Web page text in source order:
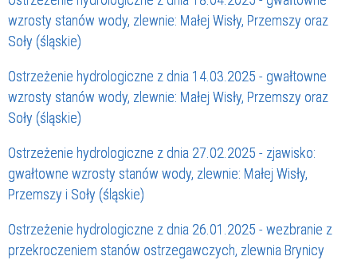
wzrosty stanów wody, zlewnie: Małej Wisły, Przemszy oraz
Soły (śląskie)
Ostrzeżenie hydrologiczne z dnia 14.03.2025 - gwałtowne
wzrosty stanów wody, zlewnie: Małej Wisły, Przemszy oraz
Soły (śląskie)
Ostrzeżenie hydrologiczne z dnia 27.02.2025 - zjawisko:
gwałtowne wzrosty stanów wody, zlewnie: Małej Wisły,
Przemszy i Soły (śląskie)
Ostrzeżenie hydrologiczne z dnia 26.01.2025 - wezbranie z
przekroczeniem stanów ostrzegawczych, zlewnia Brynicy